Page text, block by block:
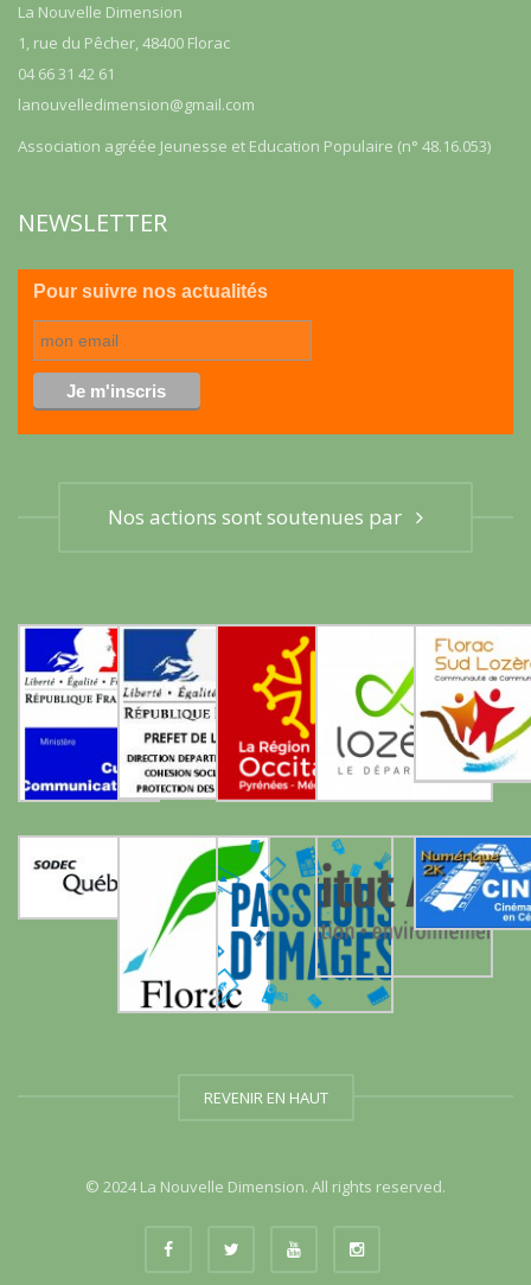
La Nouvelle Dimension
1, rue du Pêcher, 48400 Florac
04 66 31 42 61
lanouvelledimension@gmail.com
Association agréée Jeunesse et Education Populaire (n° 48.16.053)
NEWSLETTER
Pour suivre nos actualités
Nos actions sont soutenues par
REVENIR EN HAUT
© 2024 La Nouvelle Dimension. All rights reserved.